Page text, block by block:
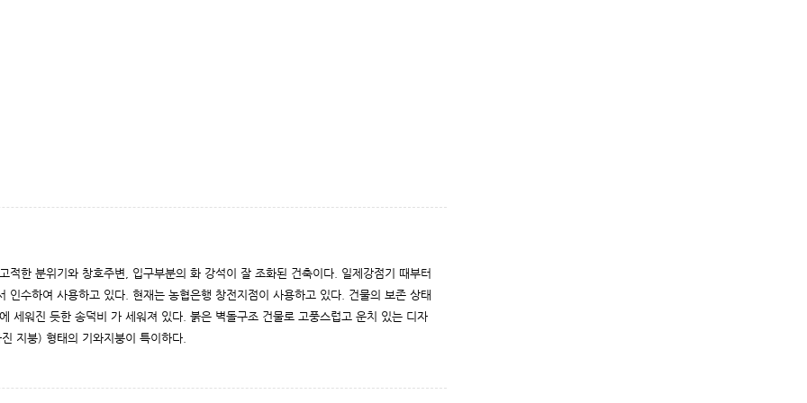
적한 분위기와 창호주변, 입구부분의 화 강석이 잘 조화된 건축이다. 일제강점기 때부터
수하여 사용하고 있다. 현재는 농협은행 창전지점이 사용하고 있다. 건물의 보존 상태
세워진 듯한 송덕비 가 세워져 있다. 붉은 벽돌구조 건물로 고풍스럽고 운치 있는 디자
지붕) 형태의 기와지붕이 특이하다.